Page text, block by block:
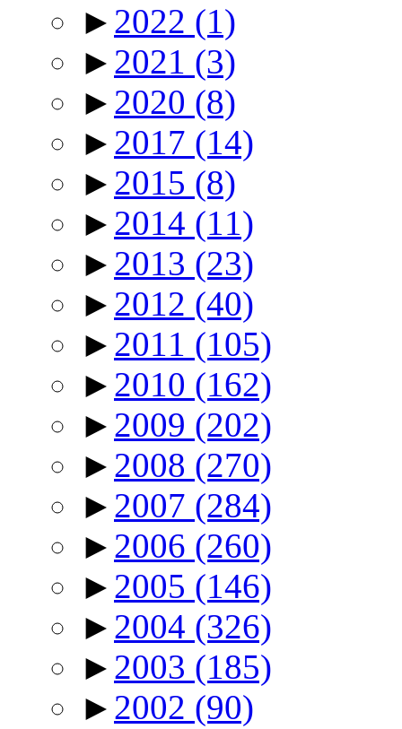
► 2022 (1)
► 2021 (3)
► 2020 (8)
► 2017 (14)
► 2015 (8)
► 2014 (11)
► 2013 (23)
► 2012 (40)
► 2011 (105)
► 2010 (162)
► 2009 (202)
► 2008 (270)
► 2007 (284)
► 2006 (260)
► 2005 (146)
► 2004 (326)
► 2003 (185)
► 2002 (90)